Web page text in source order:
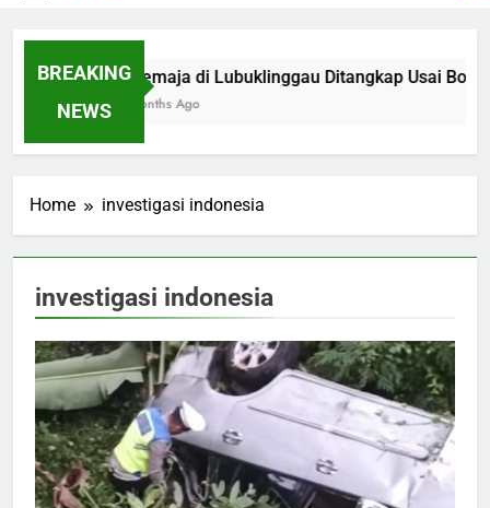
BREAKING
NEWS
3 Remaja di Lubuklinggau Ditangkap Usai
3 Months Ago
Home investigasi indonesia
investigasi indonesia